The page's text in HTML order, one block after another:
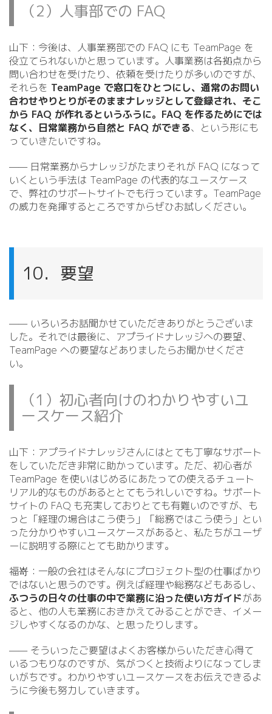
（2）人事部での FAQ
山下：今後は、人事業務部での FAQ にも TeamPage を
役立てられないかと思っています。人事業務は各拠点から
問い合わせを受けたり、依頼を受けたりが多いのですが、
それらを TeamPage で窓口をひとつにし、通常のお問い
合わせやりとりがそのままナレッジとして登録され、そこ
から FAQ が作れるというふうに。FAQ を作るためにでは
なく、日常業務から自然と FAQ ができる、という形にも
っていきたいですね。
—— 日常業務からナレッジがたまりそれが FAQ になって
いくという手法は TeamPage の代表的なユースケース
で、弊社のサポートサイトでも行っています。TeamPage
の威力を発揮するところですからぜひお試しください。
10．要望
—— いろいろお話聞かせていただきありがとうございま
した。それでは最後に、アプライドナレッジへの要望、
TeamPage への要望などありましたらお聞かせくださ
い。
（1）初心者向けのわかりやすいユ
ースケース紹介
山下：アプライドナレッジさんにはとても丁寧なサポート
をしていただき非常に助かっています。ただ、初心者が
TeamPage を使いはじめるにあたっての使えるチュート
リアル的なものがあるととてもうれしいですね。サポート
サイトの FAQ も充実しておりとても有難いのですが、も
っと「経理の場合はこう使う」「総務ではこう使う」とい
った分かりやすいユースケースがあると、私たちがユーザ
ーに説明する際にとても助かります。
福嵜：一般の会社はそんなにプロジェクト型の仕事ばかり
ではないと思うのです。例えば経理や総務などもあるし、
ふつうの日々の仕事の中で業務に沿った使い方ガイドがあ
ると、他の人も業務におきかえてみることができ、イメー
ジしやすくなるのかな、と思ったりします。
—— そういったご要望はよくお客様からいただき心得て
いるつもりなのですが、気がつくと技術よりになってしま
いがちです。わかりやすいユースケースをお伝えできるよ
うに今後も努力していきます。